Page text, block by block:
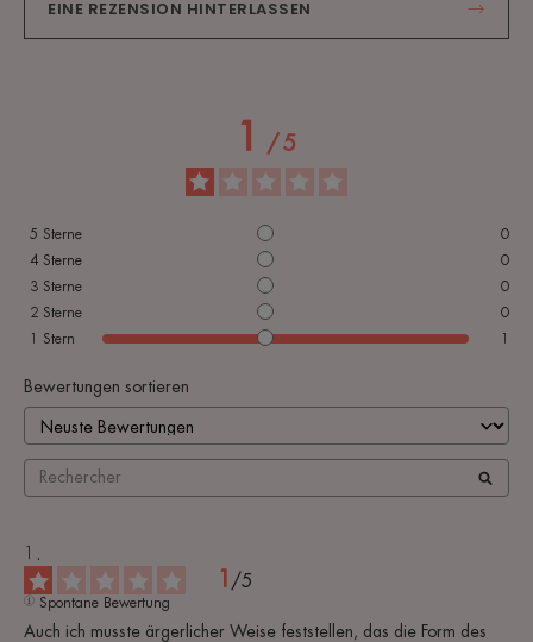
EINE REZENSION HINTERLASSEN
1/5
5 Sterne
0
4 Sterne
0
3 Sterne
0
2 Sterne
0
1 Stern 1
Bewertungen sortieren
1 /5
Spontane Bewertung
Auch ich musste ärgerlicher Weise feststellen, das die Form des